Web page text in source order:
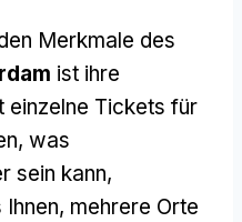
Merkmale des
ist ihre
einzelne Tickets für
was
sein kann,
mehrere Orte